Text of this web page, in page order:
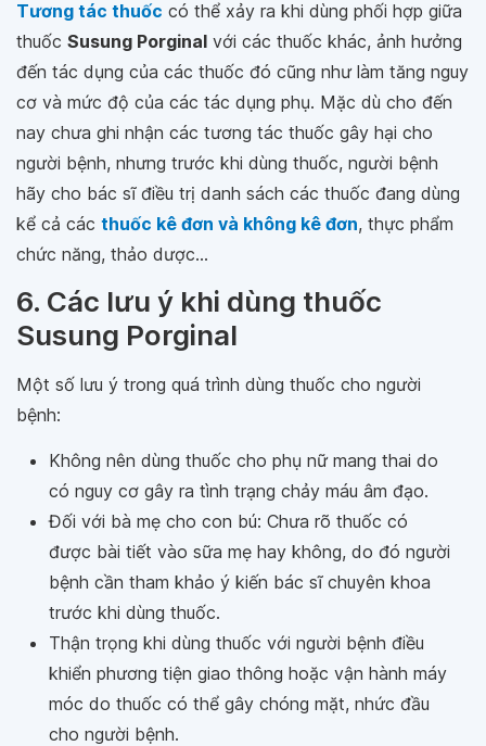
Tương tác thuốc có thể xảy ra khi dùng phối hợp giữa
thuốc Susung Porginal với các thuốc khác, ảnh hưởng
đến tác dụng của các thuốc đó cũng như làm tăng nguy
cơ và mức độ của các tác dụng phụ. Mặc dù cho đến
nay chưa ghi nhận các tương tác thuốc gây hại cho
người bệnh, nhưng trước khi dùng thuốc, người bệnh
hãy cho bác sĩ điều trị danh sách các thuốc đang dùng
kể cả các thuốc kê đơn và không kê đơn, thực phẩm
chức năng, thảo dược...
6. Các lưu ý khi dùng thuốc
Susung Porginal
Một số lưu ý trong quá trình dùng thuốc cho người
bệnh:
Không nên dùng thuốc cho phụ nữ mang thai do
có nguy cơ gây ra tình trạng chảy máu âm đạo.
Đối với bà mẹ cho con bú: Chưa rõ thuốc có
được bài tiết vào sữa mẹ hay không, do đó người
bệnh cần tham khảo ý kiến bác sĩ chuyên khoa
trước khi dùng thuốc.
Thận trọng khi dùng thuốc với người bệnh điều
khiển phương tiện giao thông hoặc vận hành máy
móc do thuốc có thể gây chóng mặt, nhức đầu
cho người bệnh.